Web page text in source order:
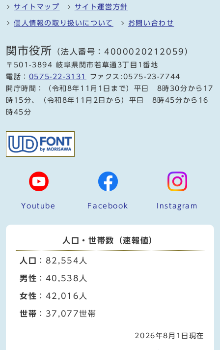
サイトマップ サイト運営方針
個人情報の取り扱いについて お問い合わせ
関市役所 （法人番号：4000020212059）
〒501-3894 岐阜県関市若草通3丁目1番地
電話： 0575-22-3131
ファクス:0575-23-7744
開庁時間：（令和8年11月1日まで）平日 8時30分から17
時15分、（令和8年11月2日から）平日 8時45分から16
時45分
Youtube Facebook Instagram
人口・世帯数（速報値）
人口 ：82,554人
男性 ：40,538人
女性 ：42,016人
世帯 ：37,077世帯
2026年8月1日現在